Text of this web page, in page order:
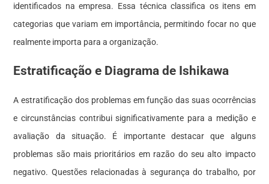
identificados na empresa. Essa técnica classifica os itens em
categorias que variam em importância, permitindo focar no que
realmente importa para a organização.
Estratificação e Diagrama de Ishikawa
A estratificação dos problemas em função das suas ocorrências
e circunstâncias contribui significativamente para a medição e
avaliação da situação. É importante destacar que alguns
problemas são mais prioritários em razão do seu alto impacto
negativo. Questões relacionadas à segurança do trabalho, por